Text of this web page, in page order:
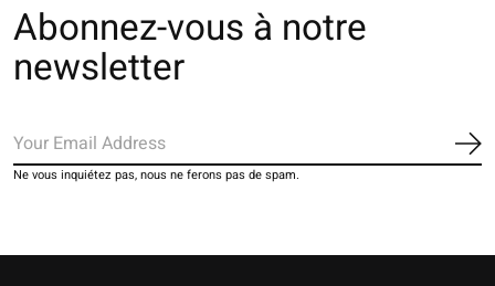
Abonnez-vous à notre
newsletter
Ne vous inquiétez pas, nous ne ferons pas de spam.